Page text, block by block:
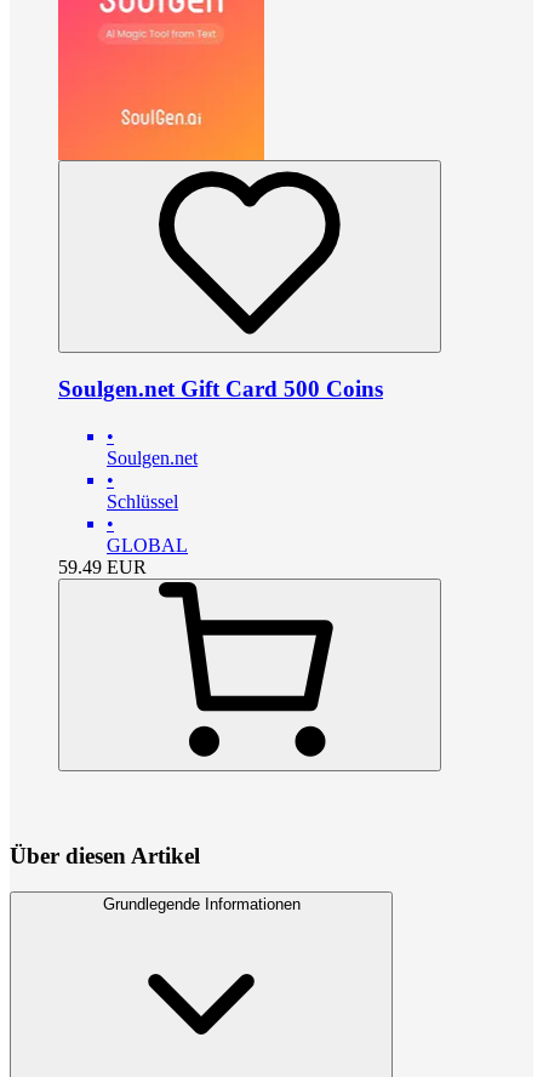
Soulgen.net Gift Card 500 Coins
•
Soulgen.net
•
Schlüssel
•
GLOBAL
59.49 EUR
Über diesen Artikel
Grundlegende Informationen